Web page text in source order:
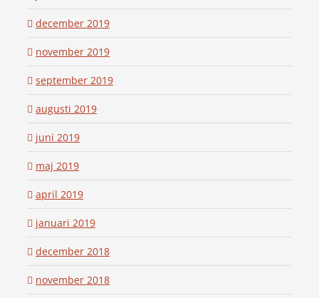
december 2019
november 2019
september 2019
augusti 2019
juni 2019
maj 2019
april 2019
januari 2019
december 2018
november 2018